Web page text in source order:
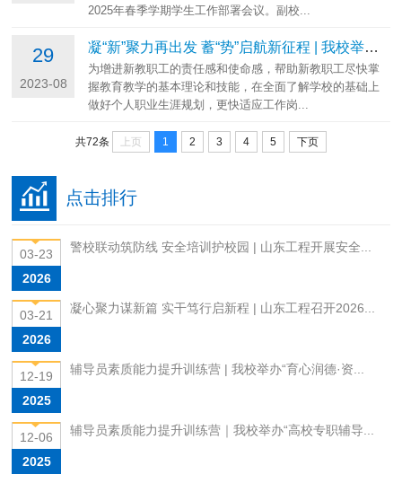
2025年春季学期学生工作部署会议。副校...
29
2023-08
凝“新”聚力再出发 蓄“势”启航新征程 | 我校举办2023年度新聘教职工...
为增进新教职工的责任感和使命感，帮助新教职工尽快掌
握教育教学的基本理论和技能，在全面了解学校的基础上
做好个人职业生涯规划，更快适应工作岗...
共72条 上页 1 2 3 4 5 下页
点击排行
03-23
2026
警校联动筑防线 安全培训护校园 | 山东工程开展安全...
03-21
2026
凝心聚力谋新篇 实干笃行启新程 | 山东工程召开2026...
12-19
2025
辅导员素质能力提升训练营 | 我校举办“育心润德·资...
12-06
2025
辅导员素质能力提升训练营｜我校举办“高校专职辅导...